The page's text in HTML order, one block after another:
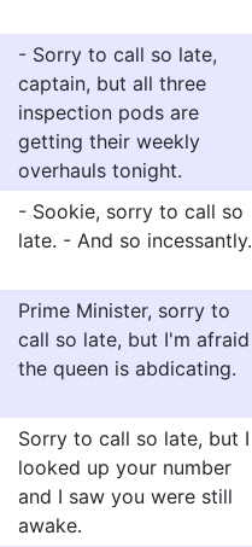
- Sorry to call so late,
captain, but all three
inspection pods are
getting their weekly
overhauls tonight.
- Sookie, sorry to call so
late. - And so incessantly.
Prime Minister, sorry to
call so late, but I'm afraid
the queen is abdicating.
Sorry to call so late, but I
looked up your number
and I saw you were still
awake.